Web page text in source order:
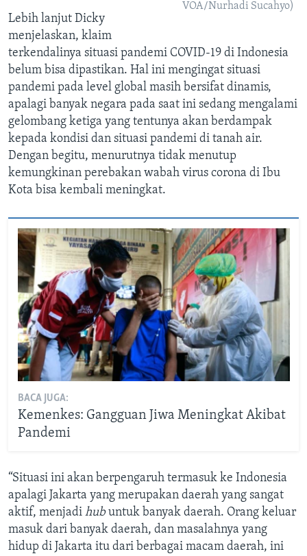
VOA/Nurhadi Sucahyo)
Lebih lanjut Dicky
menjelaskan, klaim
terkendalinya situasi pandemi COVID-19 di Indonesia
belum bisa dipastikan. Hal ini mengingat situasi
pandemi pada level global masih bersifat dinamis,
apalagi banyak negara pada saat ini sedang mengalami
gelombang ketiga yang tentunya akan berdampak
kepada kondisi dan situasi pandemi di tanah air.
Dengan begitu, menurutnya tidak menutup
kemungkinan perebakan wabah virus corona di Ibu
Kota bisa kembali meningkat.
BACA JUGA:
Kemenkes: Gangguan Jiwa Meningkat Akibat
Pandemi
“Situasi ini akan berpengaruh termasuk ke Indonesia
apalagi Jakarta yang merupakan daerah yang sangat
aktif, menjadi hubuntuk banyak daerah. Orang keluar
masuk dari banyak daerah, dan masalahnya yang
hidup di Jakarta itu dari berbagai macam daerah, ini